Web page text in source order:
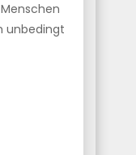
unbedingt